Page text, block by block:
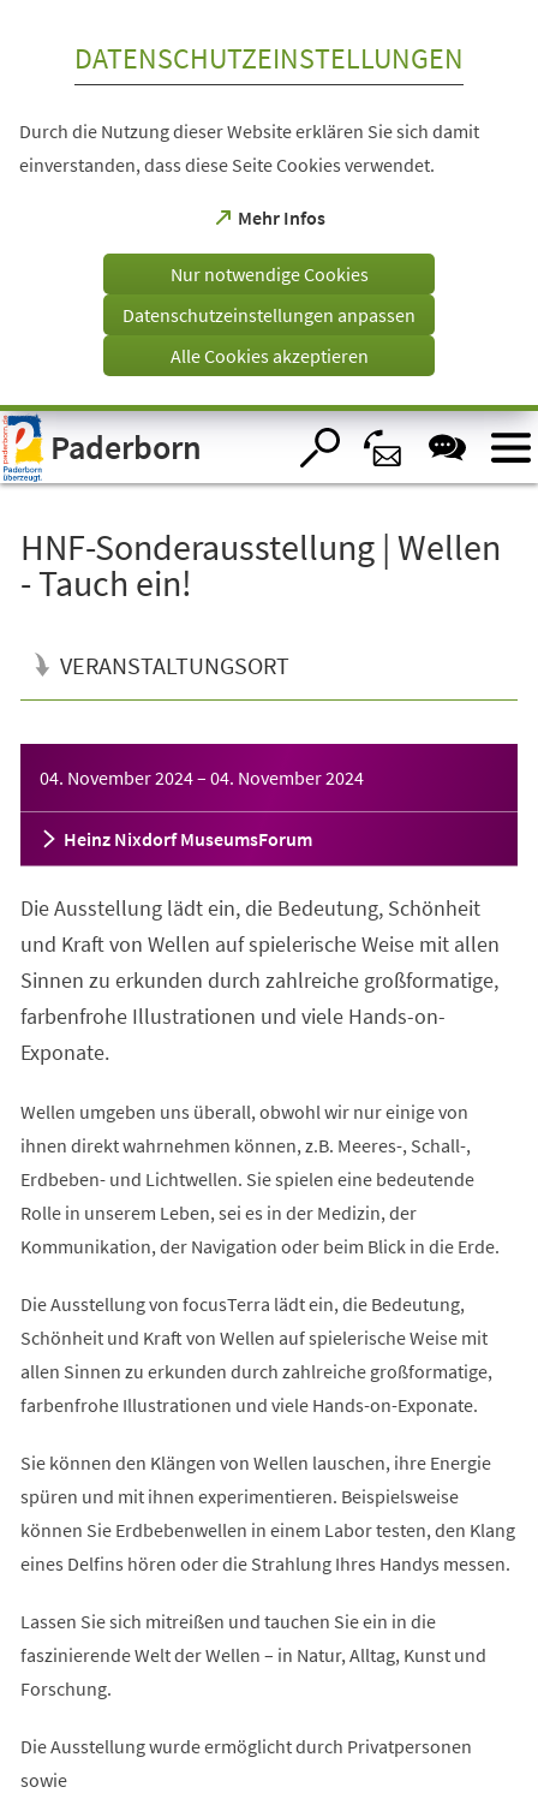
Visuelle
Assistenzsoftware
öffnen.
DATENSCHUTZEINSTELLUNGEN
Durch die Nutzung dieser Website erklären Sie sich damit
einverstanden, dass diese Seite Cookies verwendet.
Mehr Infos
(Öffnet
einem
Tab)
Nur notwendige Cookies
Datenschutzeinstellungen anpassen
Alle Cookies akzeptieren
Paderborn
HNF-Sonderausstellung | Wellen
- Tauch ein!
VERANSTALTUNGSORT
04. November 2024– 04. November 2024
Heinz Nixdorf MuseumsForum
Die Ausstellung lädt ein, die Bedeutung, Schönheit
und Kraft von Wellen auf spielerische Weise mit allen
Sinnen zu erkunden durch zahlreiche großformatige,
farbenfrohe Illustrationen und viele Hands-on-
Exponate.
Wellen umgeben uns überall, obwohl wir nur einige von
ihnen direkt wahrnehmen können, z.B. Meeres-, Schall-,
Erdbeben- und Lichtwellen. Sie spielen eine bedeutende
Rolle in unserem Leben, sei es in der Medizin, der
Kommunikation, der Navigation oder beim Blick in die Erde.
Die Ausstellung von focusTerra lädt ein, die Bedeutung,
Schönheit und Kraft von Wellen auf spielerische Weise mit
allen Sinnen zu erkunden durch zahlreiche großformatige,
farbenfrohe Illustrationen und viele Hands-on-Exponate.
Sie können den Klängen von Wellen lauschen, ihre Energie
spüren und mit ihnen experimentieren. Beispielsweise
können Sie Erdbebenwellen in einem Labor testen, den Klang
eines Delfins hören oder die Strahlung Ihres Handys messen.
Lassen Sie sich mitreißen und tauchen Sie ein in die
faszinierende Welt der Wellen – in Natur, Alltag, Kunst und
Forschung.
Die Ausstellung wurde ermöglicht durch Privatpersonen
sowie